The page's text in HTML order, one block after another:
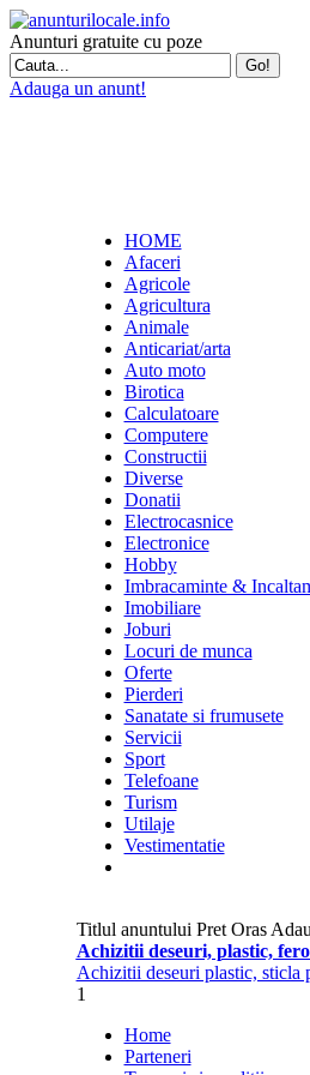
Anunturi gratuite cu poze
Adauga un anunt!
HOME
Afaceri
Agricole
Agricultura
Animale
Anticariat/arta
Auto moto
Birotica
Calculatoare
Computere
Constructii
Diverse
Donatii
Electrocasnice
Electronice
Hobby
Imbracaminte &
Imobiliare
Joburi
Locuri de munca
Oferte
Pierderi
Sanatate si frumusete
Servicii
Sport
Telefoane
Turism
Utilaje
Vestimentatie
Titlul anuntului Pret Oras
Achizitii deseuri, plastic,
Achizitii deseuri plastic, sticla
1
Home
Parteneri